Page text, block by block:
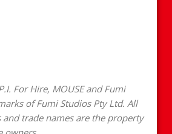
For Hire, MOUSE and Fumi
of Fumi Studios Pty Ltd. All
trade names are the property